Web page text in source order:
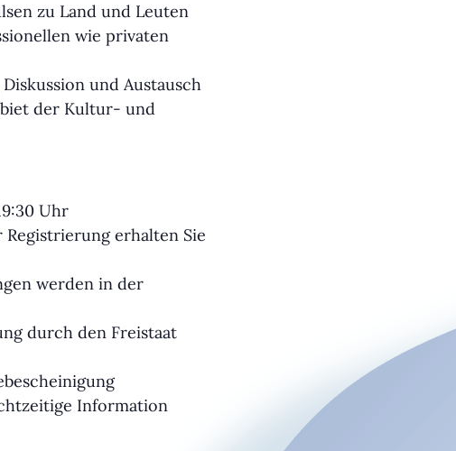
zu Land und Leuten
wie privaten
und Austausch
der Kultur- und
Uhr
erhalten Sie
werden in der
durch den Freistaat
Information